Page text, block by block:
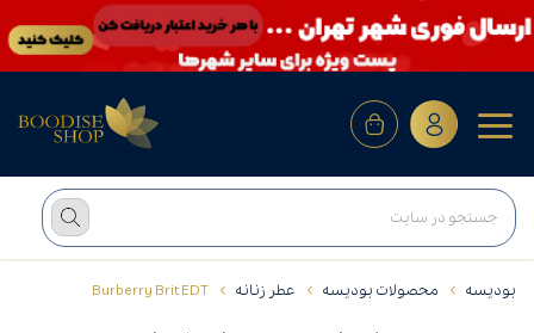
بودیسه محصولات بودیسه عطر زنانه Burberry Brit EDT